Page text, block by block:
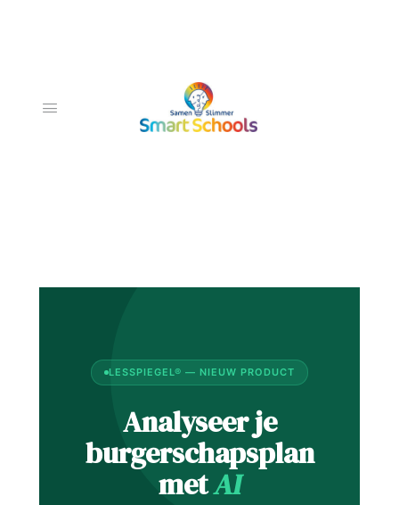
LESSPIEGEL® — NIEUW PRODUCT
Analyseer je
burgerschapsplan
metAI